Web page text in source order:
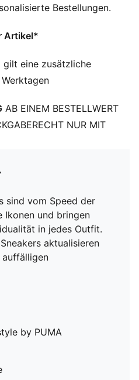
Bestellungen.
Artikel*
gilt eine zusätzliche
AB EINEM BESTELLWERT
NUR MIT
sind vom Speed der
Ikonen und bringen
in jedes Outfit.
aktualisieren
auffälligen
by PUMA